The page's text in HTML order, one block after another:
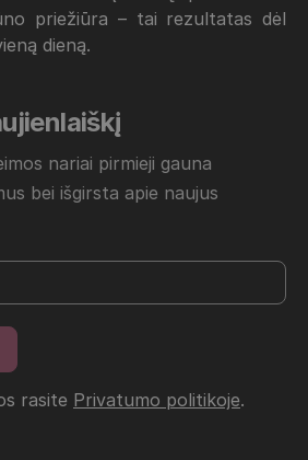
priežiūra – tai rezultatas dėl
dieną.
nariai pirmieji gauna
bei išgirsta apie naujus
rasite Privatumo politikoje.